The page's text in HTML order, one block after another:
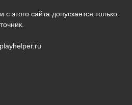
этого сайта допускается только